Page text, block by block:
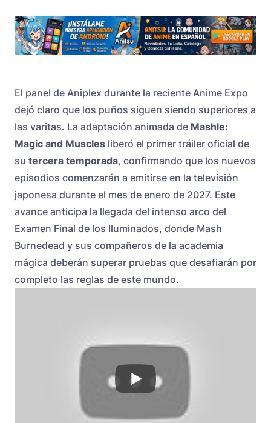
El panel de Aniplex durante la reciente Anime Expo
dejó claro que los puños siguen siendo superiores a
las varitas. La adaptación animada de Mashle:
Magic and Muscles liberó el primer tráiler oficial de
su tercera temporada, confirmando que los nuevos
episodios comenzarán a emitirse en la televisión
japonesa durante el mes de enero de 2027. Este
avance anticipa la llegada del intenso arco del
Examen Final de los Iluminados, donde Mash
Burnedead y sus compañeros de la academia
mágica deberán superar pruebas que desafiarán por
completo las reglas de este mundo.